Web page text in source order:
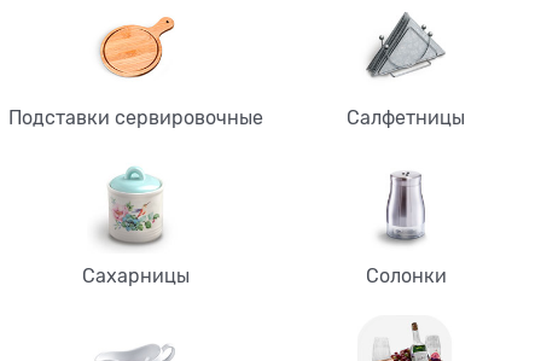
Подставки сервировочные Салфетницы
Сахарницы Солонки